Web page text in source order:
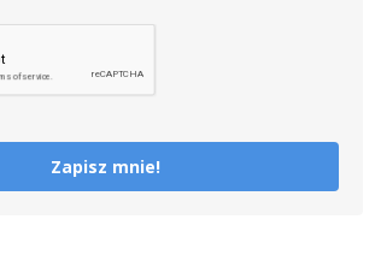
Zapisz mnie!